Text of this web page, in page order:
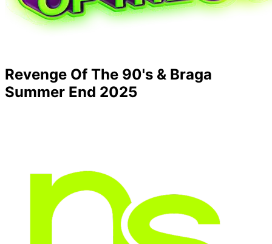
Revenge Of The 90's & Braga
Summer End 2025